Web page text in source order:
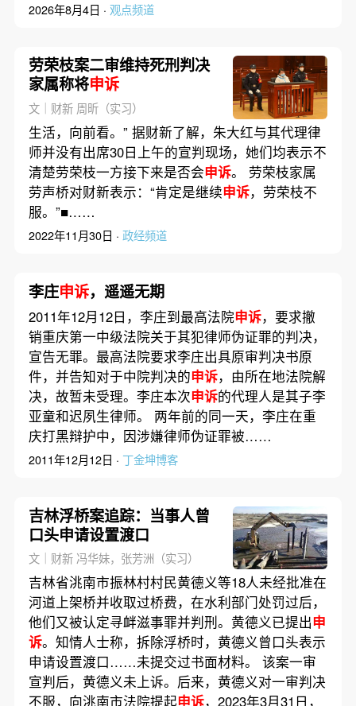
2026年8月4日 · 观点频道
劳荣枝案二审维持死刑判决
家属称将申诉
文｜财新 周昕（实习）
生活，向前看。” 据财新了解，朱大红与其代理律
师并没有出席30日上午的宣判现场，她们均表示不
清楚劳荣枝一方接下来是否会申诉。 劳荣枝家属
劳声桥对财新表示：“肯定是继续申诉，劳荣枝不
服。”■……
2022年11月30日 · 政经频道
李庄申诉，遥遥无期
2011年12月12日，李庄到最高法院申诉，要求撤
销重庆第一中级法院关于其犯律师伪证罪的判决，
宣告无罪。最高法院要求李庄出具原审判决书原
件，并告知对于中院判决的申诉，由所在地法院解
决，故暂未受理。李庄本次申诉的代理人是其子李
亚童和迟夙生律师。 两年前的同一天，李庄在重
庆打黑辩护中，因涉嫌律师伪证罪被……
2011年12月12日 · 丁金坤博客
吉林浮桥案追踪：当事人曾
口头申请设置渡口
文｜财新 冯华妹，张芳洲（实习）
吉林省洮南市振林村村民黄德义等18人未经批准在
河道上架桥并收取过桥费，在水利部门处罚过后，
他们又被认定寻衅滋事罪并判刑。黄德义已提出申
诉。知情人士称，拆除浮桥时，黄德义曾口头表示
申请设置渡口……未提交过书面材料。 该案一审
宣判后，黄德义未上诉。后来，黄德义对一审判决
不服，向洮南市法院提起申诉，2023年3月31日，